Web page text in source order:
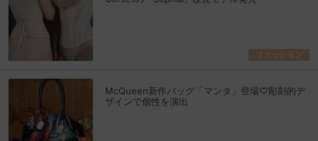
ファッション
McQueen新作バッグ「マンタ」登場♡彫刻的デ
ザインで個性を演出